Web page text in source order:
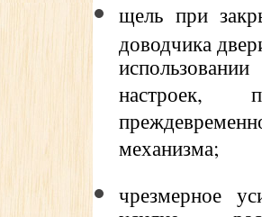
щель при
доводчика
настроек,
механизма;
чрезмерное